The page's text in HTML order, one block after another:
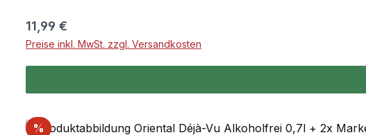
Regulärer Preis:
11,99 €
Preise inkl. MwSt. zzgl. Versandkosten
% Rabatt